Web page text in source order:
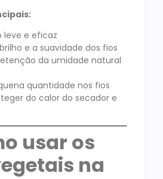
leve e eficaz
e a suavidade dos fios
da umidade natural
quantidade nos fios
do calor do secador e
usar os
na